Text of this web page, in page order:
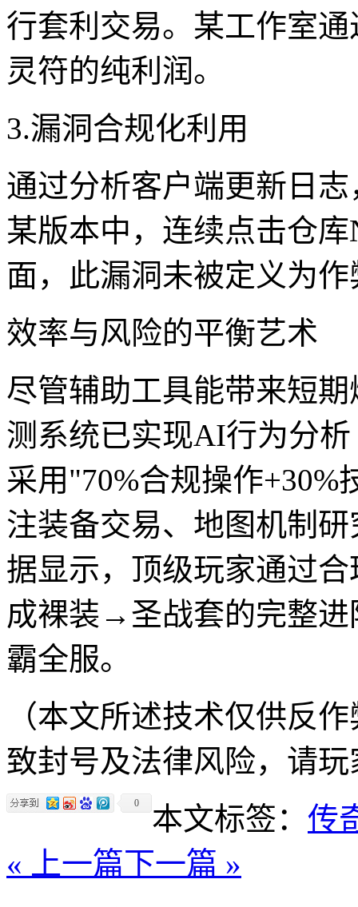
行套利交易。某工作室
灵符的纯利润。
3.漏洞合规化利用
通过分析客户端更新日
某版本中，连续点击仓
面，此漏洞未被定义为
效率与风险的平衡艺术
尽管辅助工具能带来短
测系统已实现AI行为分
采用"70%合规操作
注装备交易、地图机制
据显示，顶级玩家通过
成裸装→圣战套的完整进
霸全服。
（本文所述技术仅供反
致封号及法律风险，请
0 本文标签： 传
« 上一篇下一篇 »